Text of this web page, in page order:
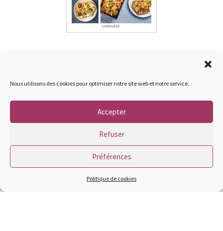
Nous utilisons des cookies pour optimiser notre site web et notre service.
Accepter
Refuser
Préférences
Politique de cookies
DES LIVRES SAVOUREUX
– Tous droits réservés